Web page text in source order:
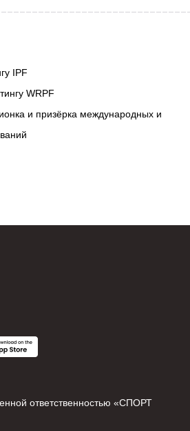
IPF
WRPF
и призёрка международных и
ответственностью «СПОРТ